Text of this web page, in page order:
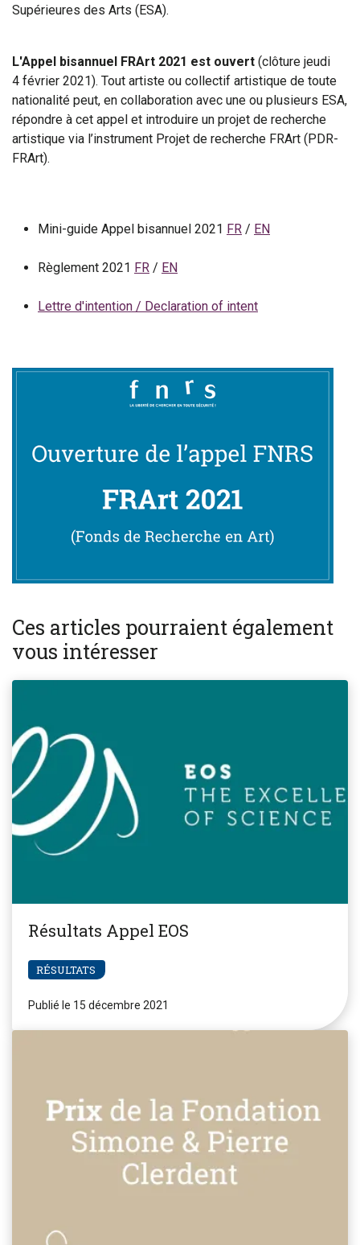
Supérieures des Arts (ESA).
L'Appel bisannuel FRArt 2021 est ouvert (clôture jeudi
4 février 2021). Tout artiste ou collectif artistique de toute
nationalité peut, en collaboration avec une ou plusieurs ESA,
répondre à cet appel et introduire un projet de recherche
artistique via l’instrument Projet de recherche FRArt (PDR-
FRArt).
Mini-guide Appel bisannuel 2021 FR / EN
Règlement 2021 FR / EN
Lettre d'intention / Declaration of intent
Ces articles pourraient également
vous intéresser
Résultats Appel EOS
RÉSULTATS
Publié le 15 décembre 2021